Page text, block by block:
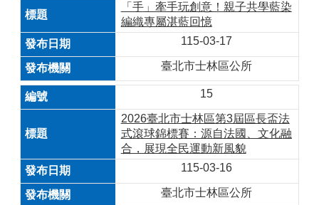
「手」牽手玩創意！親子共學藍染
編織專屬湛藍回憶
115-03-17
臺北市士林區公所
15
2026臺北市士林區第3屆區長盃法
式滾球錦標賽：源自法國、文化融
合，展現全民運動新風貌
115-03-16
臺北市士林區公所